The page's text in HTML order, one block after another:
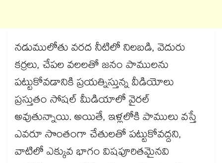
నడుములోతు వరద నీటిలో నిలబడి, వెదురు
కర్రలు, చేపల వలలతో జనం పాములను
పట్టుకోవడానికి ప్రయత్నిస్తున్న వీడియోలు
ప్రస్తుతం సోషల్ మీడియాలో వైరల్
అవుతున్నాయి. అయితే, ఇళ్లలోకి పాములు వస్తే
ఎవరూ సొంతంగా చేతులతో పట్టుకోవద్దని,
వాటిలో ఎక్కువ భాగం విషపూరితమైనవి